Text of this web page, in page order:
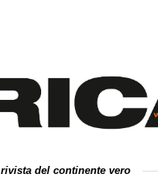
del continente vero